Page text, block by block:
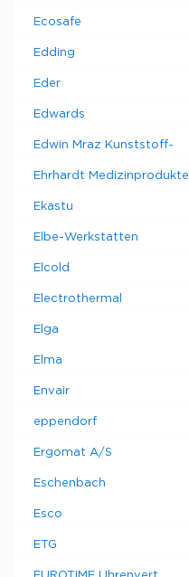
Ecosafe
Edding
Eder
Edwards
Edwin Mraz Kunststoff-
Ehrhardt Medizinprodukte
Ekastu
Elbe-Werkstatten
Elcold
Electrothermal
Elga
Elma
Envair
eppendorf
Ergomat A/S
Eschenbach
Esco
ETG